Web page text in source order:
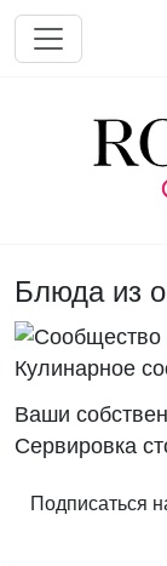
Перейти к
Блюда из
Кулинарное
Ваши
Сервировка
Подписаться